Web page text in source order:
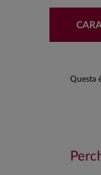
Questa